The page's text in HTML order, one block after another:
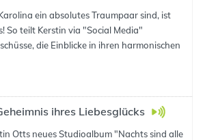
ein absolutes Traumpaar sind, ist
So teilt Kerstin via "Social Media"
die Einblicke in ihren harmonischen
ihres Liebesglücks
Otts neues Studioalbum "Nachts sind alle